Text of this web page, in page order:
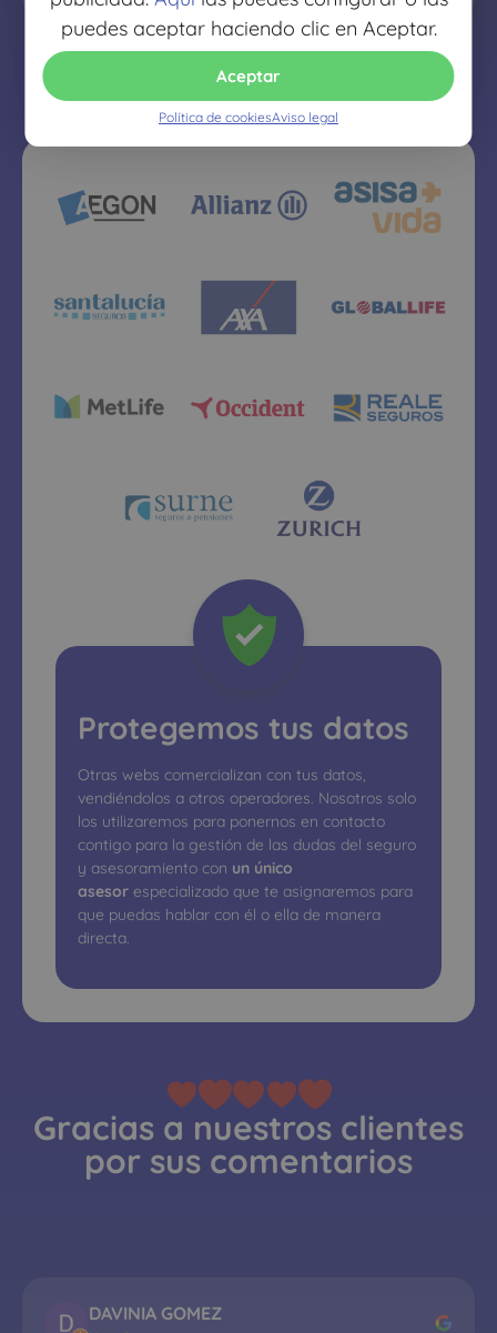
puedes aceptar haciendo clic en Aceptar.
Aceptar
Política de cookiesAviso legal
Protegemos tus datos
Otras webs comercializan con tus datos,
vendiéndolos a otros operadores. Nosotros solo
los utilizaremos para ponernos en contacto
contigo para la gestión de las dudas del seguro
y asesoramiento con un único
asesor especializado que te asignaremos para
que puedas hablar con él o ella de manera
directa.
Gracias a nuestros clientes
por sus comentarios
DAVINIA GOMEZ